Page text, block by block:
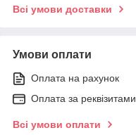
Всі умови доставки
Умови оплати
Оплата на рахунок
Оплата за реквізитами
Всі умови оплати